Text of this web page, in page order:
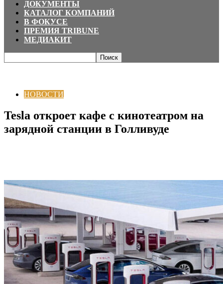
ДОКУМЕНТЫ
КАТАЛОГ КОМПАНИЙ
В ФОКУСЕ
ПРЕМИЯ TRIBUNE
МЕДИАКИТ
НОВОСТИ
Tesla откроет кафе с кинотеатром на
зарядной станции в Голливуде